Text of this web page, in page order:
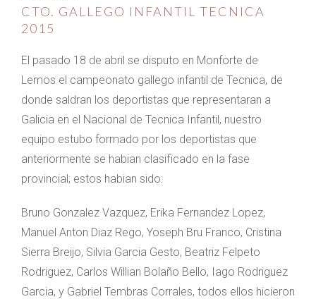
CTO. GALLEGO INFANTIL TECNICA
2015
El pasado 18 de abril se disputo en Monforte de
Lemos el campeonato gallego infantil de Tecnica, de
donde saldran los deportistas que representaran a
Galicia en el Nacional de Tecnica Infantil, nuestro
equipo estubo formado por los deportistas que
anteriormente se habian clasificado en la fase
provincial; estos habian sido:
Bruno Gonzalez Vazquez, Erika Fernandez Lopez,
Manuel Anton Diaz Rego, Yoseph Bru Franco, Cristina
Sierra Breijo, Silvia Garcia Gesto, Beatriz Felpeto
Rodriguez, Carlos Willian Bolaño Bello, Iago Rodriguez
Garcia, y Gabriel Tembras Corrales, todos ellos hicieron